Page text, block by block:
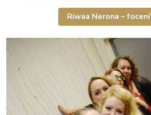
Riwaa Nerona – focení